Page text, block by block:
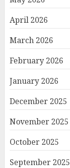
April 2026
March 2026
February 2026
January 2026
December 2025
November 2025
October 2025
September 2025